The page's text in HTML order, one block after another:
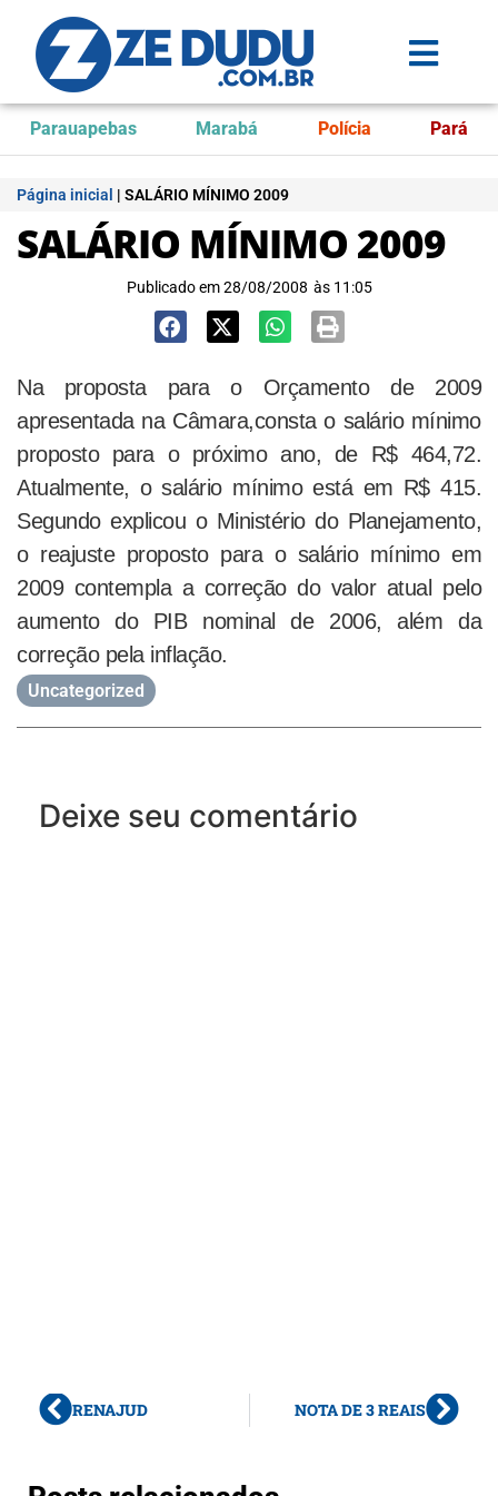
Parauapebas Marabá Polícia Pará
Página inicial | SALÁRIO MÍNIMO 2009
SALÁRIO MÍNIMO 2009
Publicado em 28/08/2008 às 11:05
Na proposta para o Orçamento de 2009
apresentada na Câmara,consta o salário mínimo
proposto para o próximo ano, de R$ 464,72.
Atualmente, o salário mínimo está em R$ 415.
Segundo explicou o Ministério do Planejamento,
o reajuste proposto para o salário mínimo em
2009 contempla a correção do valor atual pelo
aumento do PIB nominal de 2006, além da
correção pela inflação.
Uncategorized
Deixe seu comentário
RENAJUD NOTA DE 3 REAIS